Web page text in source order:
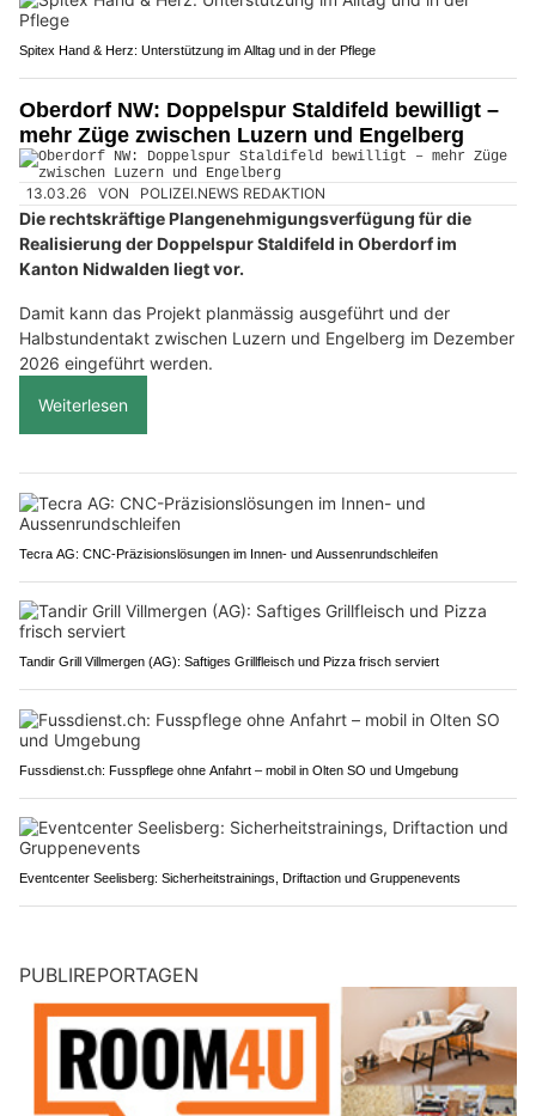
Spitex Hand & Herz: Unterstützung im Alltag und in der Pflege
Oberdorf NW: Doppelspur Staldifeld bewilligt –
mehr Züge zwischen Luzern und Engelberg
13.03.26 VON POLIZEI.NEWS REDAKTION
Die rechtskräftige Plangenehmigungsverfügung für die
Realisierung der Doppelspur Staldifeld in Oberdorf im
Kanton Nidwalden liegt vor.
Damit kann das Projekt planmässig ausgeführt und der
Halbstundentakt zwischen Luzern und Engelberg im Dezember
2026 eingeführt werden.
Weiterlesen
Tecra AG: CNC-Präzisionslösungen im Innen- und Aussenrundschleifen
Tandir Grill Villmergen (AG): Saftiges Grillfleisch und Pizza frisch serviert
Fussdienst.ch: Fusspflege ohne Anfahrt – mobil in Olten SO und Umgebung
Eventcenter Seelisberg: Sicherheitstrainings, Driftaction und Gruppenevents
PUBLIREPORTAGEN